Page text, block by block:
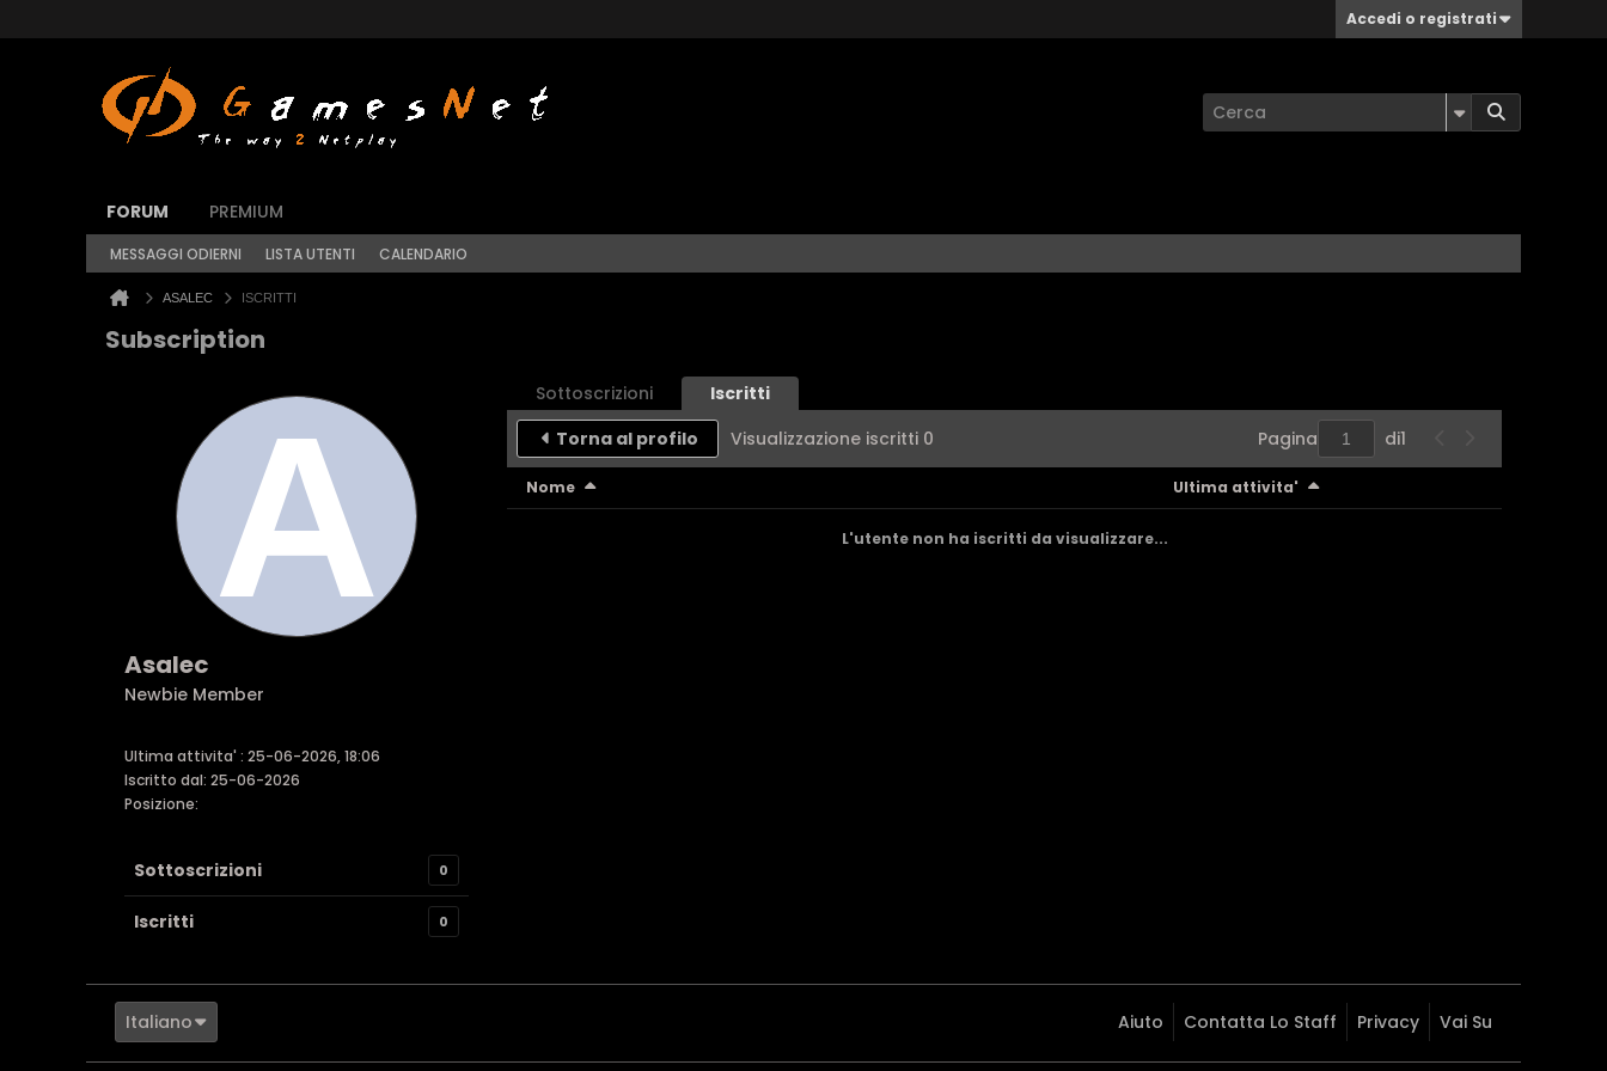
Accedi o registrati
FORUM PREMIUM
MESSAGGI ODIERNI LISTA UTENTI CALENDARIO
ASALEC ISCRITTI
Subscription
Asalec
Newbie Member
Ultima attivita' : 25-06-2026, 18:06
Iscritto dal: 25-06-2026
Posizione:
Sottoscrizioni 0
Iscritti 0
Sottoscrizioni
Iscritti
Torna al profilo
Visualizzazione iscritti 0 Pagina di1
Nome Ultima attivita'
L'utente non ha iscritti da visualizzare...
Italiano Aiuto Contatta Lo Staff Privacy Vai Su